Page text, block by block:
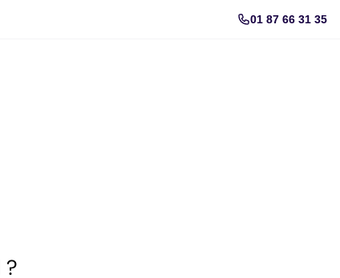
01 87 66 31 35